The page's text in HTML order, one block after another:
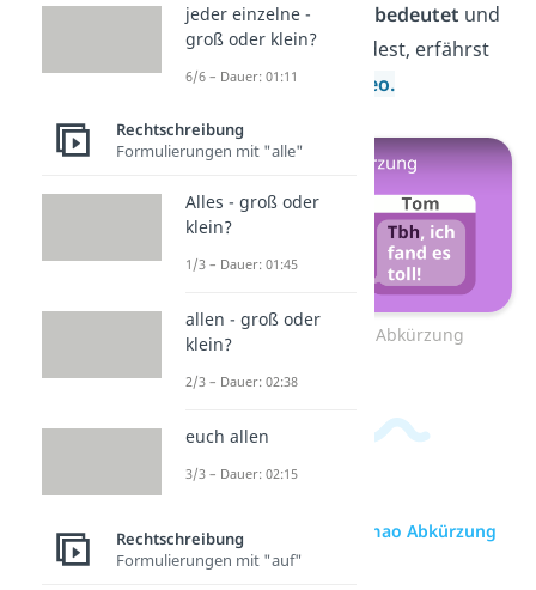
verwendet. Was er bedeutet und
wie du ihn verwendest, erfährst
du in unserem
Video.
Zum Video: tbh Abkürzung
zur Videoseite: lmao Abkürzung
jeder einzelne -
groß oder klein?
6/6 – Dauer: 01:11
Rechtschreibung
Formulierungen mit "alle"
Alles - groß oder
klein?
1/3 – Dauer: 01:45
allen - groß oder
klein?
2/3 – Dauer: 02:38
euch allen
3/3 – Dauer: 02:15
Rechtschreibung
Formulierungen mit "auf"